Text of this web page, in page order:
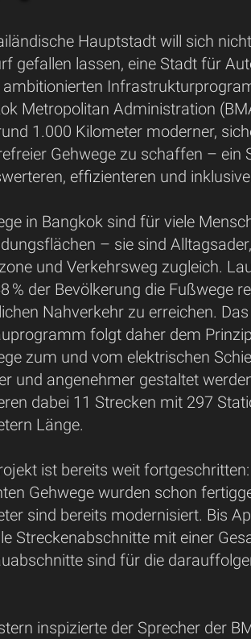
Hauptstadt will sich
gefallen lassen, eine Stadt für
ambitionierten
Metropolitan Administration
1.000 Kilometer moderner,
Gehwege zu schaffen – ein
effizienteren und
in Bangkok sind für viele
– sie sind
und Verkehrsweg zugleich.
% der Bevölkerung die Fußwege
Nahverkehr zu erreichen.
folgt daher dem Prinzip
zum und vom elektrischen
und angenehmer gestaltet
dabei 11 Strecken mit 297
Länge.
ist bereits weit
Gehwege wurden schon
sind bereits modernisiert. Bis
Streckenabschnitte mit einer
sind für die
inspizierte der Sprecher der